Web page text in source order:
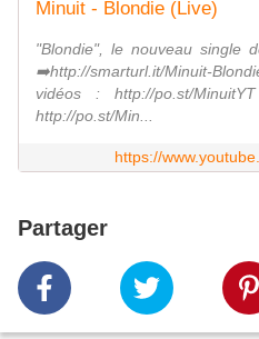
Minuit - Blondie (Live)
"Blondie", le nouveau single
➡️http://smarturl.it/Minuit-
vidéos : http://po.st/
http://po.st/Min...
https://
Partager